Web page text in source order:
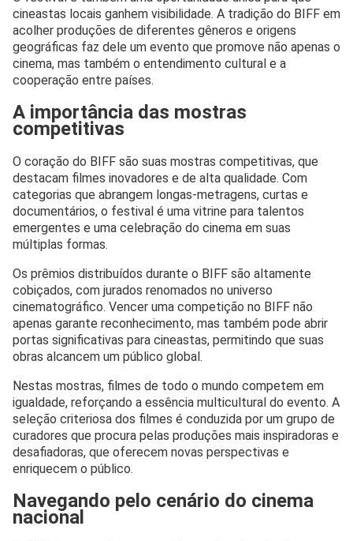
cineastas locais ganhem visibilidade. A tradição do BIFF em
acolher produções de diferentes gêneros e origens
geográficas faz dele um evento que promove não apenas o
cinema, mas também o entendimento cultural e a
cooperação entre países.
A importância das mostras
competitivas
O coração do BIFF são suas mostras competitivas, que
destacam filmes inovadores e de alta qualidade. Com
categorias que abrangem longas-metragens, curtas e
documentários, o festival é uma vitrine para talentos
emergentes e uma celebração do cinema em suas
múltiplas formas.
Os prêmios distribuídos durante o BIFF são altamente
cobiçados, com jurados renomados no universo
cinematográfico. Vencer uma competição no BIFF não
apenas garante reconhecimento, mas também pode abrir
portas significativas para cineastas, permitindo que suas
obras alcancem um público global.
Nestas mostras, filmes de todo o mundo competem em
igualdade, reforçando a essência multicultural do evento. A
seleção criteriosa dos filmes é conduzida por um grupo de
curadores que procura pelas produções mais inspiradoras e
desafiadoras, que oferecem novas perspectivas e
enriquecem o público.
Navegando pelo cenário do cinema
nacional